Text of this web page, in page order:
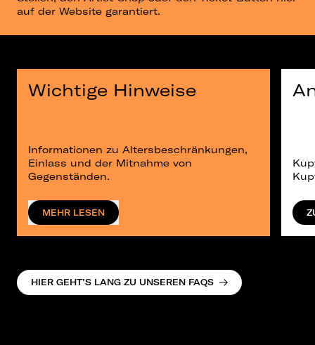
auf der Website garantiert.
Wichtige Hinweise
Informationen zu Altersbeschränkungen,
Einlass und der Mitnahme von
Gegenständen.
MEHR LESEN
HIER GEHT’S LANG ZU UNSEREN FAQS